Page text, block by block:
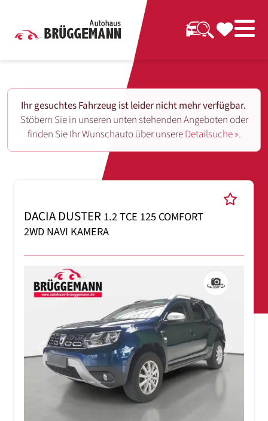
Ihr gesuchtes Fahrzeug ist leider nicht mehr verfügbar.
Stöbern Sie in unseren unten stehenden Angeboten oder
finden Sie Ihr Wunschauto über unsereDetailsuche ».
DACIA DUSTER1.2 TCE 125 COMFORT
2WD NAVI KAMERA
Previous Next